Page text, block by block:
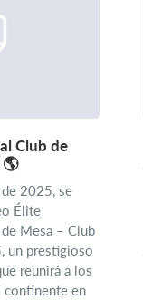
Club de
🌎
2025, se
Élite
Mesa – Club
un prestigioso
reunirá a los
continente en